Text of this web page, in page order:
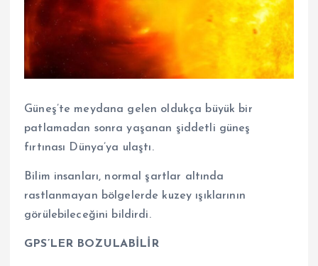
Güneş’te meydana gelen oldukça büyük bir
patlamadan sonra yaşanan şiddetli güneş
fırtınası Dünya’ya ulaştı.
Bilim insanları, normal şartlar altında
rastlanmayan bölgelerde kuzey ışıklarının
görülebileceğini bildirdi.
GPS’LER BOZULABİLİR